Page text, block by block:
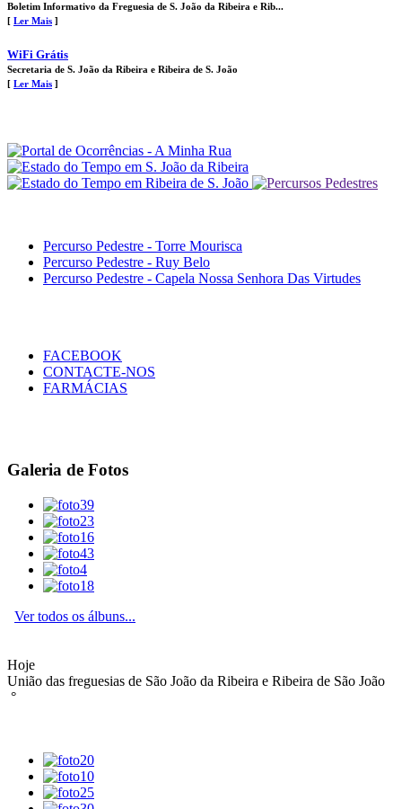
Boletim Informativo da Freguesia de S. João da Ribeira e Rib...
[ Ler Mais ]
WiFi Grátis
Secretaria de S. João da Ribeira e Ribeira de S. João
[ Ler Mais ]
Percurso Pedestre - Torre Mourisca
Percurso Pedestre - Ruy Belo
Percurso Pedestre - Capela Nossa Senhora Das Virtudes
FACEBOOK
CONTACTE-NOS
FARMÁCIAS
Galeria de Fotos
Ver todos os álbuns...
Hoje
União das freguesias de São João da Ribeira e Ribeira de São João
°